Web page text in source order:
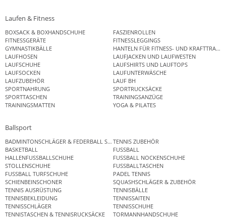
Laufen & Fitness
BOXSACK & BOXHANDSCHUHE
FASZIENROLLEN
FITNESSGERÄTE
FITNESSLEGGINGS
GYMNASTIKBÄLLE
HANTELN FÜR FITNESS- UND
LAUFHOSEN
LAUFJACKEN UND LAUFWESTEN
LAUFSCHUHE
LAUFSHIRTS UND LAUFTOPS
LAUFSOCKEN
LAUFUNTERWÄSCHE
LAUFZUBEHÖR
LAUF BH
SPORTNAHRUNG
SPORTRUCKSÄCKE
SPORTTASCHEN
TRAININGSANZÜGE
TRAININGSMATTEN
YOGA & PILATES
Ballsport
BADMINTONSCHLÄGER & FEDERBALL SETSTENNIS ZUBEHÖR
BASKETBALL
FUSSBALL
HALLENFUSSBALLSCHUHE
FUSSBALL NOCKENSCHUHE
STOLLENSCHUHE
FUSSBALLTASCHEN
FUSSBALL TURFSCHUHE
PADEL TENNIS
SCHIENBEINSCHONER
SQUASHSCHLÄGER & ZUBEHÖR
TENNIS AUSRÜSTUNG
TENNISBÄLLE
TENNISBEKLEIDUNG
TENNISSAITEN
TENNISSCHLÄGER
TENNISSCHUHE
TENNISTASCHEN & TENNISRUCKSÄCKE
TORMANNHANDSCHUHE